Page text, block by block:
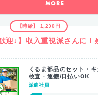
MORE
【時給】 1,200円
迎♪】収入重視派さんに！
くるま部品のセット・キ
検査・運搬/日払いOK
派遣社員